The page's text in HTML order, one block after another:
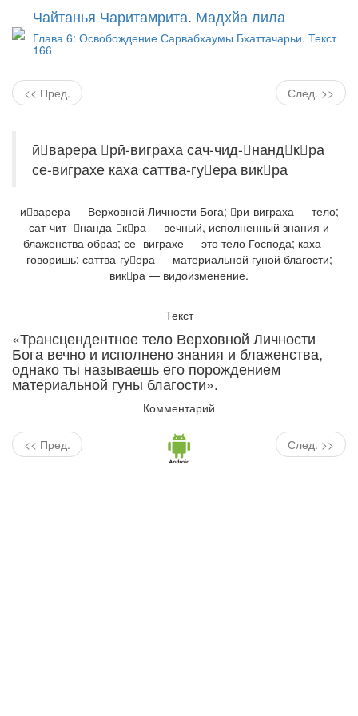
Чайтанья Чаритамрита. Мадхйа лила
Глава 6: Освобождение Сарвабхаумы Бхаттачарьи. Текст
166
<< Пред. След. >>
ӣварера рӣ-виграха сач-чид-нандкра
се-виграхе каха саттва-гуера викра
ӣварера — Верховной Личности Бога; рӣ-виграха — тело;
сат-чит- нанда-кра — вечный, исполненный знания и
блаженства образ; се- виграхе — это тело Господа; каха —
говоришь; саттва-гуера — материальной гуной благости;
викра — видоизменение.
Текст
«Трансцендентное тело Верховной Личности
Бога вечно и исполнено знания и блаженства,
однако ты называешь его порождением
материальной гуны благости».
Комментарий
<< Пред. След. >>